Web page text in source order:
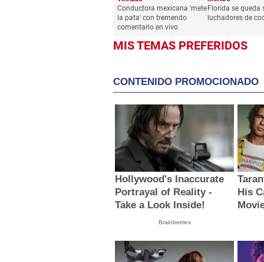
Conductora mexicana 'mete
la pata' con tremendo
comentario en vivo
Florida se queda
luchadores de
MIS TEMAS PREFERIDOS
CONTENIDO PROMOCIONADO
Hollywood's Inaccurate
Portrayal of Reality -
Take a Look Inside!
Brainberries
His